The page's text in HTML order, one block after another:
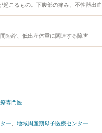
起こるもの。下腹部の痛み、不性器出血
短縮、低出産体重に関連する障害
専門医
ー 地域周産期母子医療センター